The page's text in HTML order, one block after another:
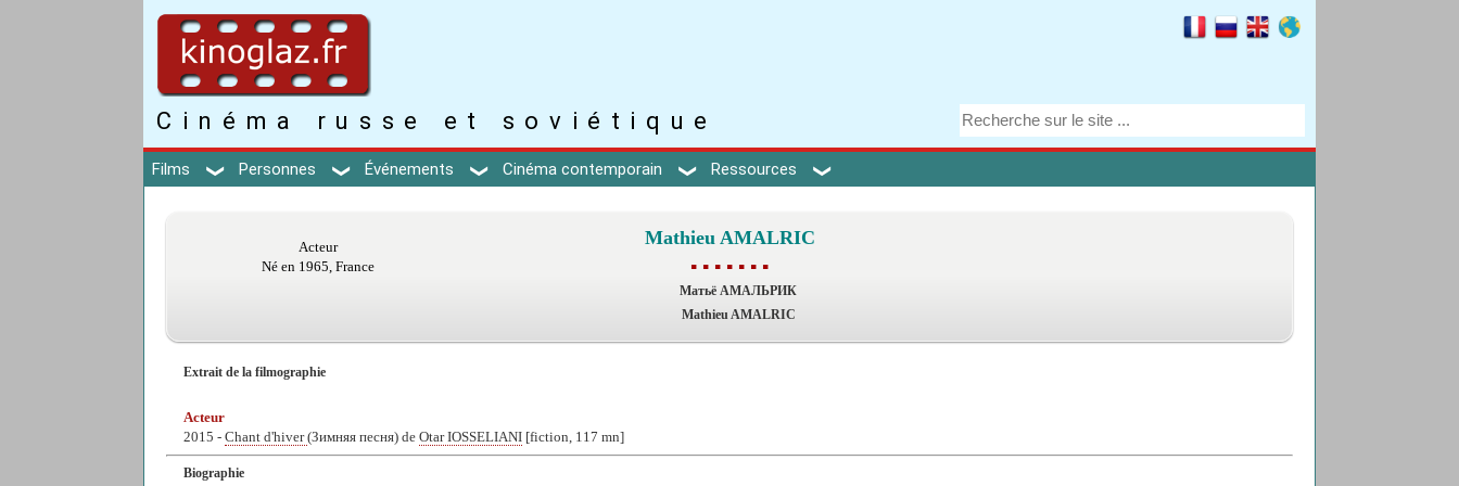
Cinéma russe et soviétique
Films Personnes Événements Cinéma contemporain Ressources
Acteur
Né en 1965, France
Mathieu AMALRIC
▪ ▪ ▪ ▪ ▪ ▪ ▪
Матьё АМАЛЬРИК
Mathieu AMALRIC
Extrait de la filmographie
Acteur
2015 - Chant d'hiver(Зимняя песня) de Otar IOSSELIANI [fiction, 117 mn]
Biographie